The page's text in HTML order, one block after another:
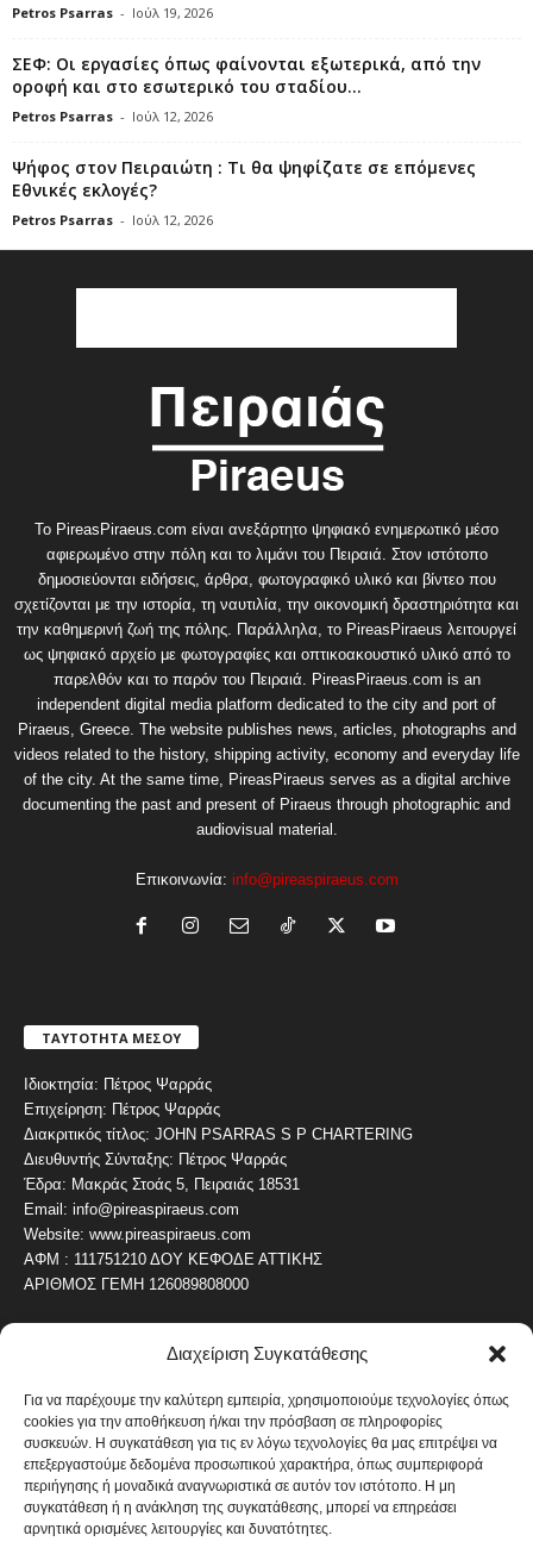
Διαχείριση Συγκατάθεσης
Για να παρέχουμε την καλύτερη εμπειρία, χρησιμοποιούμε τεχνολογίες όπως
cookies για την αποθήκευση ή/και την πρόσβαση σε πληροφορίες
συσκευών. Η συγκατάθεση για τις εν λόγω τεχνολογίες θα μας επιτρέψει να
επεξεργαστούμε δεδομένα προσωπικού χαρακτήρα, όπως συμπεριφορά
περιήγησης ή μοναδικά αναγνωριστικά σε αυτόν τον ιστότοπο. Η μη
συγκατάθεση ή η ανάκληση της συγκατάθεσης, μπορεί να επηρεάσει
αρνητικά ορισμένες λειτουργίες και δυνατότητες.
Petros Psarras - Ιούλ 19, 2026
ΣΕΦ: Οι εργασίες όπως φαίνονται εξωτερικά, από την
οροφή και στο εσωτερικό του σταδίου...
Petros Psarras - Ιούλ 12, 2026
Ψήφος στον Πειραιώτη : Τι θα ψηφίζατε σε επόμενες
Εθνικές εκλογές?
Petros Psarras - Ιούλ 12, 2026
Το PireasPiraeus.com είναι ανεξάρτητο ψηφιακό ενημερωτικό μέσο
αφιερωμένο στην πόλη και το λιμάνι του Πειραιά. Στον ιστότοπο
δημοσιεύονται ειδήσεις, άρθρα, φωτογραφικό υλικό και βίντεο που
σχετίζονται με την ιστορία, τη ναυτιλία, την οικονομική δραστηριότητα και
την καθημερινή ζωή της πόλης. Παράλληλα, το PireasPiraeus λειτουργεί
ως ψηφιακό αρχείο με φωτογραφίες και οπτικοακουστικό υλικό από το
παρελθόν και το παρόν του Πειραιά. PireasPiraeus.com is an
independent digital media platform dedicated to the city and port of
Piraeus, Greece. The website publishes news, articles, photographs and
videos related to the history, shipping activity, economy and everyday life
of the city. At the same time, PireasPiraeus serves as a digital archive
documenting the past and present of Piraeus through photographic and
audiovisual material.
Επικοινωνία: info@pireaspiraeus.com
ΤΑΥΤΟΤΗΤΑ ΜΕΣΟΥ
Ιδιοκτησία: Πέτρος Ψαρράς
Επιχείρηση: Πέτρος Ψαρράς
Διακριτικός τίτλος: JOHN PSARRAS S P CHARTERING
Διευθυντής Σύνταξης: Πέτρος Ψαρράς
Έδρα: Μακράς Στοάς 5, Πειραιάς 18531
Email: info@pireaspiraeus.com
Website: www.pireaspiraeus.com
ΑΦΜ : 111751210 ΔΟΥ ΚΕΦΟΔΕ ΑΤΤΙΚΗΣ
ΑΡΙΘΜΟΣ ΓΕΜΗ 126089808000
ΔΗΜΟΦΙΛΗ ΚΑΤΗΓΟΡΙΑ
ΝΕΑ ΤΟΥ ΠΕΙΡΑΙΑ
ΟΛΥΜΠΙΑΚΟΣ
ΑΛΛΑ ΚΟΙΝΩΝΙΚΑ
ΕΙΔΗΣΕΙΣ ΝΑΥΤΙΛΙΑ
ΟΙΚΟΝΟΜΙΚΑ